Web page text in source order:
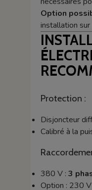
Option
installation sur
Protection :
Disjoncteur
Calibré à la
380 V : 3
Option : 230